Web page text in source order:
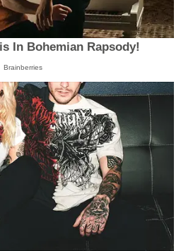
In Bohemian Rapsody!
Brainberries